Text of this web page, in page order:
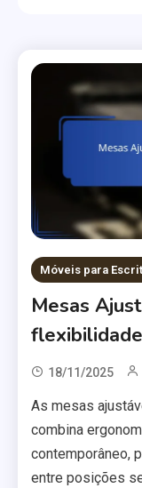
Móveis para
Mesas
18/11/2025
As mesas
combina
contemporâneo,
entre posições